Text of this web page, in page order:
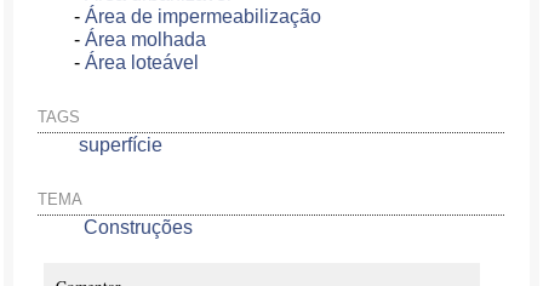
-Área de impermeabilização
-Área molhada
-Área loteável
TAGS
superfície
TEMA
Construções